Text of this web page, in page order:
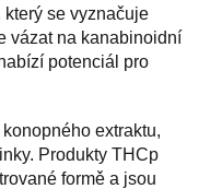
se vyznačuje
vázat na kanabinoidní
potenciál pro
extraktu,
Produkty THCp
formě a jsou